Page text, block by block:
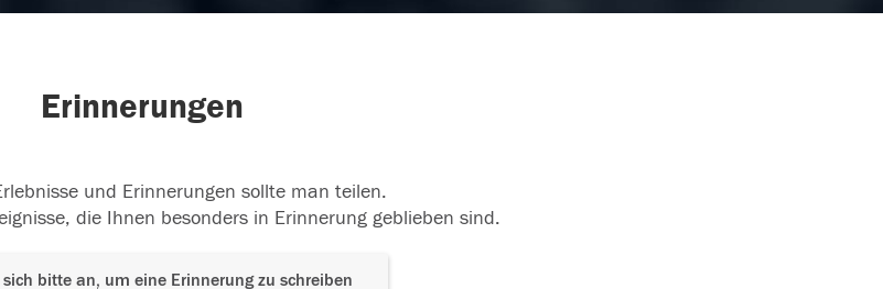
Erinnerungen
und Erinnerungen sollte man teilen.
die Ihnen besonders in Erinnerung geblieben sind.
sich bitte an, um eine Erinnerung zu schreiben